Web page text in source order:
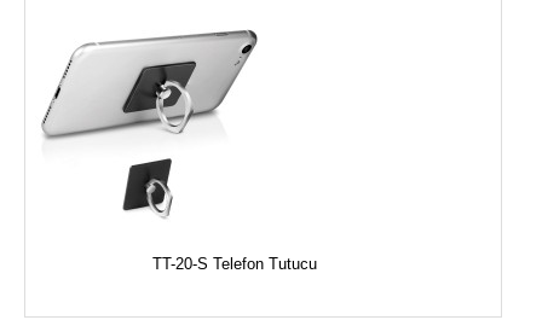
TT-20-S Telefon Tutucu